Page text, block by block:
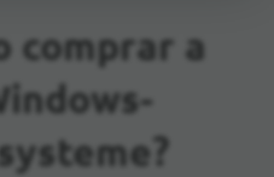
comprar a